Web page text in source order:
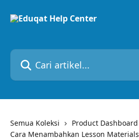
Cari artikel...
Semua Koleksi
Product Dashboard
Cara Menambahkan Lesson Materials